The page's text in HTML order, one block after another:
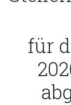
Das
Die
Job
Kurse
Lehr-
für